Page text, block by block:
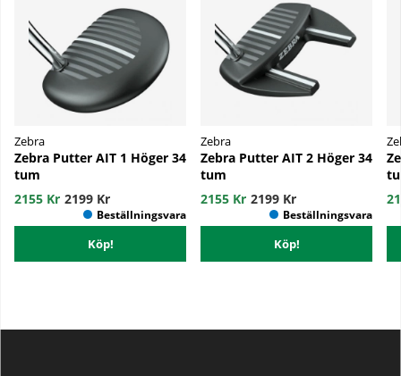
Zebra
Zebra Putter AIT 1 Höger 34
tum
2155 Kr 2199 Kr
Köp!
Zebra
Zebra Putter AIT 2 Höger 34
tum
2155 Kr 2199 Kr
Köp!